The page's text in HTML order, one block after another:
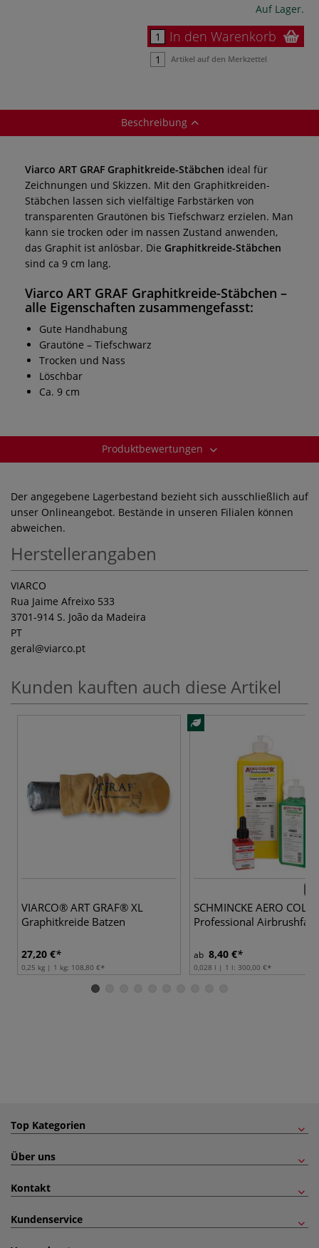
Auf Lager.
In den Warenkorb
Artikel auf den Merkzettel
Beschreibung
Viarco ART GRAF Graphitkreide-Stäbchen ideal für
Zeichnungen und Skizzen. Mit den Graphitkreiden-
Stäbchen lassen sich vielfältige Farbstärken von
transparenten Grautönen bis Tiefschwarz erzielen. Man
kann sie trocken oder im nassen Zustand anwenden,
das Graphit ist anlösbar. Die Graphitkreide-Stäbchen
sind ca 9 cm lang.
Viarco ART GRAF Graphitkreide-Stäbchen –
alle Eigenschaften zusammengefasst:
Gute Handhabung
Grautöne – Tiefschwarz
Trocken und Nass
Löschbar
Ca. 9 cm
Produktbewertungen
Der angegebene Lagerbestand bezieht sich ausschließlich auf
unser Onlineangebot. Bestände in unseren Filialen können
abweichen.
Herstellerangaben
VIARCO
Rua Jaime Afreixo 533
3701-914 S. João da Madeira
PT
geral@viarco.pt
Kunden kauften auch diese Artikel
VIARCO® ART GRAF® XL
Graphitkreide Batzen
27,20 €
0,25 kg | 1 kg: 108,80 €
SCHMINCKE AERO
Professional
ab 8,40 €
0,028 l | 1 l: 300,00 €
Top Kategorien
Über uns
Kontakt
Kundenservice